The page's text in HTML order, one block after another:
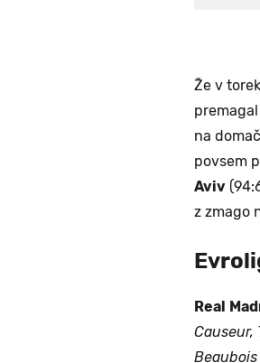
Že v
premagal
na
povsem
Aviv
z zmago
Real
Causeur,
Beaubois